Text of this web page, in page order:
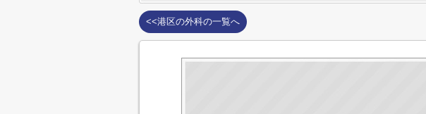
<<港区の外科の一覧へ